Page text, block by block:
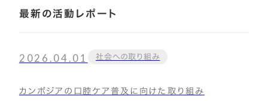
最新の活動レポート
2026.04.01 社会への取り組み
カンボジアの口腔ケア普及に向けた取り組み